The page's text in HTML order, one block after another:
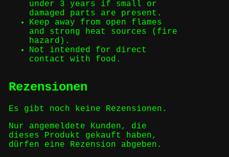
under 3 years if small or
damaged parts are present.
Keep away from open flames
and strong heat sources (fire
hazard).
Not intended for direct
contact with food.
Rezensionen
Es gibt noch keine Rezensionen.
Nur angemeldete Kunden, die
dieses Produkt gekauft haben,
dürfen eine Rezension abgeben.